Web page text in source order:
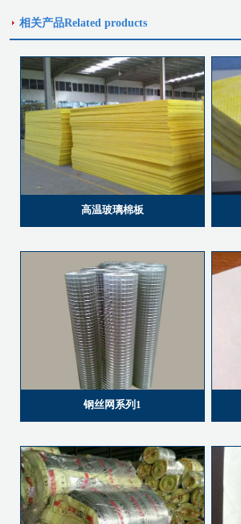
相关产品Related products
高温玻璃棉板
钢丝网系列1